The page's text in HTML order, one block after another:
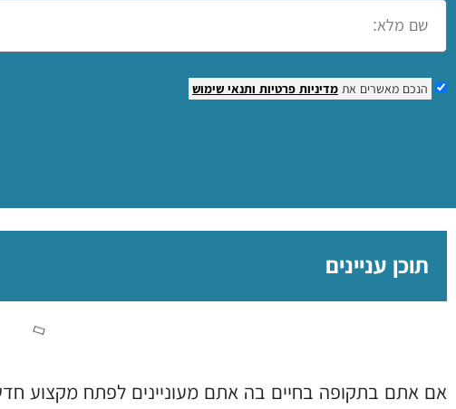
הנכם מאשרים את מדיניות פרטיות ותנאי שימוש
תוכן עניינים
אם אתם בתקופה בחיים בה אתם מעוניינים לפתח מקצוע